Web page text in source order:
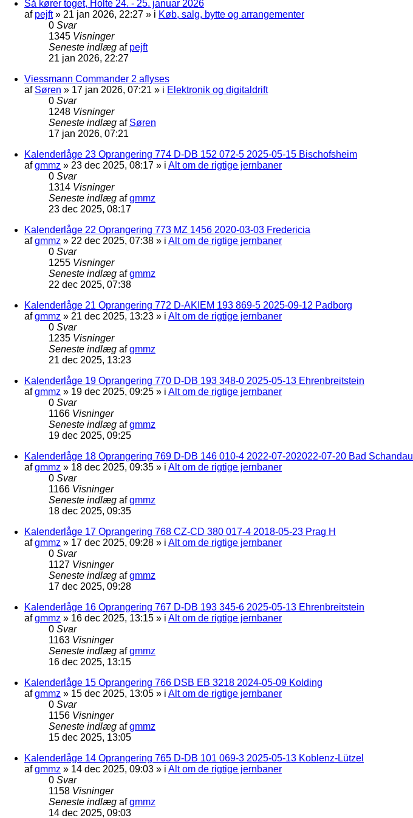
Så kører toget, Holte 24. - 25. januar 2026
af pejft» 21 jan 2026, 22:27 » i Køb, salg, bytte og arrangementer
0 Svar
1345 Visninger
Seneste indlæg af pejft
21 jan 2026, 22:27
Viessmann Commander 2 aflyses
af Søren » 17 jan 2026, 07:21 » i Elektronik og digitaldrift
0 Svar
1248 Visninger
Seneste indlæg af Søren
17 jan 2026, 07:21
Kalenderlåge 23 Oprangering 774 D-DB 152 072-5 2025-05-15 Bischofsheim
afgmmz » 23 dec 2025, 08:17 » i Alt om de rigtige jernbaner
0 Svar
1314 Visninger
Seneste indlæg afgmmz
23 dec 2025, 08:17
Kalenderlåge 22 Oprangering 773 MZ 1456 2020-03-03 Fredericia
afgmmz » 22 dec 2025, 07:38 » i Alt om de rigtige jernbaner
0 Svar
1255 Visninger
Seneste indlæg afgmmz
22 dec 2025, 07:38
Kalenderlåge 21 Oprangering 772 D-AKIEM 193 869-5 2025-09-12 Padborg
afgmmz » 21 dec 2025, 13:23 » i Alt om de rigtige jernbaner
0 Svar
1235 Visninger
Seneste indlæg afgmmz
21 dec 2025, 13:23
Kalenderlåge 19 Oprangering 770 D-DB 193 348-0 2025-05-13 Ehrenbreitstein
afgmmz » 19 dec 2025, 09:25 » i Alt om de rigtige jernbaner
0 Svar
1166 Visninger
Seneste indlæg afgmmz
19 dec 2025, 09:25
Kalenderlåge 18 Oprangering 769 D-DB 146 010-4 2022-07-202022-07-20 Bad Schandau
afgmmz » 18 dec 2025, 09:35 » i Alt om de rigtige jernbaner
0 Svar
1166 Visninger
Seneste indlæg afgmmz
18 dec 2025, 09:35
Kalenderlåge 17 Oprangering 768 CZ-CD 380 017-4 2018-05-23 Prag H
afgmmz » 17 dec 2025, 09:28 » i Alt om de rigtige jernbaner
0 Svar
1127 Visninger
Seneste indlæg afgmmz
17 dec 2025, 09:28
Kalenderlåge 16 Oprangering 767 D-DB 193 345-6 2025-05-13 Ehrenbreitstein
afgmmz » 16 dec 2025, 13:15 » i Alt om de rigtige jernbaner
0 Svar
1163 Visninger
Seneste indlæg afgmmz
16 dec 2025, 13:15
Kalenderlåge 15 Oprangering 766 DSB EB 3218 2024-05-09 Kolding
afgmmz » 15 dec 2025, 13:05 » i Alt om de rigtige jernbaner
0 Svar
1156 Visninger
Seneste indlæg afgmmz
15 dec 2025, 13:05
Kalenderlåge 14 Oprangering 765 D-DB 101 069-3 2025-05-13 Koblenz-Lützel
afgmmz » 14 dec 2025, 09:03 » i Alt om de rigtige jernbaner
0 Svar
1158 Visninger
Seneste indlæg afgmmz
14 dec 2025, 09:03